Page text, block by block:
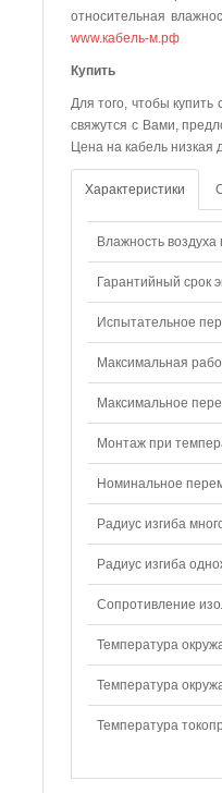
относительная
www.кабель-м.рф
Для того, чтобы
свяжутся с Вами,
Цена на кабель низкая
Характеристики
Влажность воздуха
Гарантийный срок
Испытательное
Максимальная
Максимальное
Монтаж при
Номинальное
Радиус изгиба
Радиус изгиба
Сопротивление
Температура
Температура
Температура